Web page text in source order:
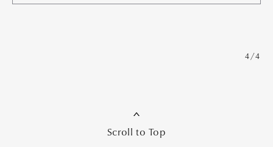
4/4
Scroll to Top